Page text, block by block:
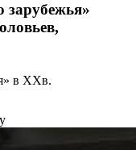
зарубежья»
в ХХв.